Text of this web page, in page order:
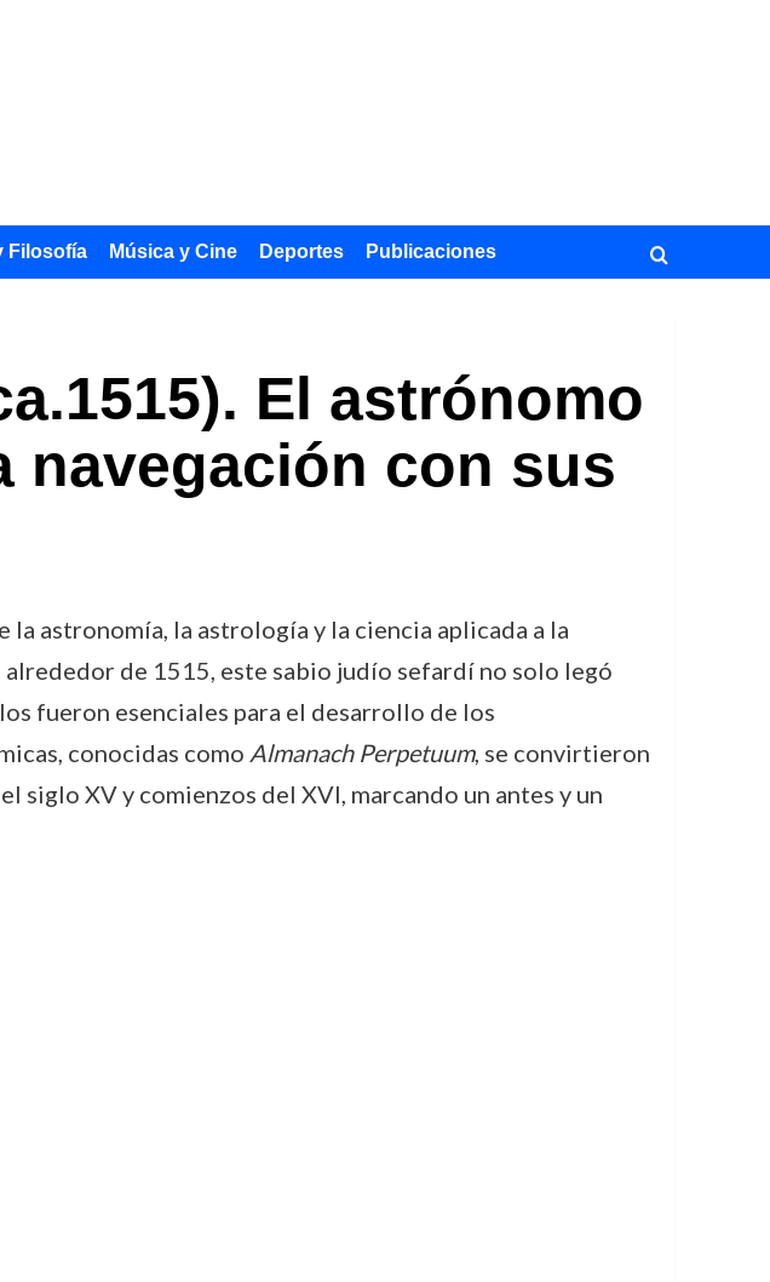
Filosofía Música y Cine Deportes Publicaciones
El astrónomo
navegación con sus
astronomía, la astrología y la ciencia aplicada a la
de 1515, este sabio judío sefardí no solo legó
fueron esenciales para el desarrollo de los
conocidas como Almanach Perpetuum, se convirtieron
siglo XV y comienzos del XVI, marcando un antes y un